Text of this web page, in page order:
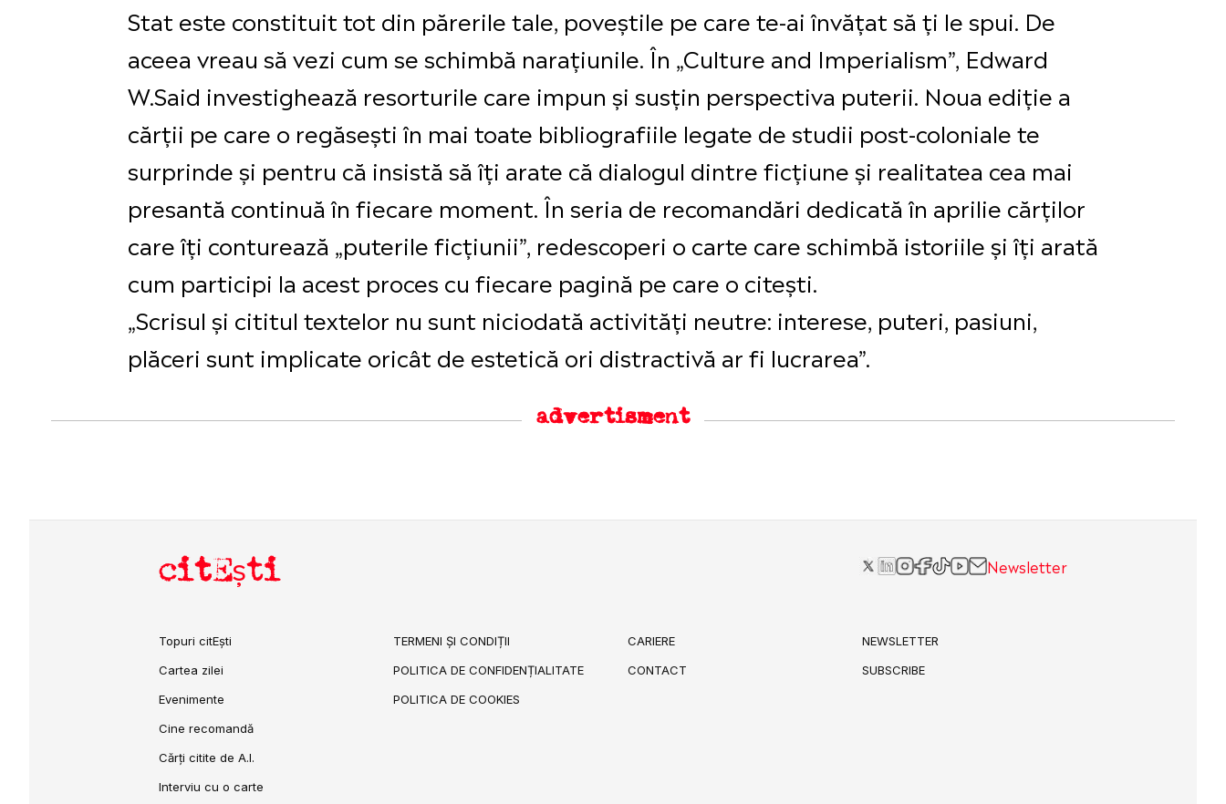
Stat este constituit tot din părerile tale, poveștile pe care te-ai învățat să ți le spui. De
aceea vreau să vezi cum se schimbă narațiunile. În „Culture and Imperialism”, Edward
W.Said investighează resorturile care impun și susțin perspectiva puterii. Noua ediție a
cărții pe care o regăsești în mai toate bibliografiile legate de studii post-coloniale te
surprinde și pentru că insistă să îți arate că dialogul dintre ficțiune și realitatea cea mai
presantă continuă în fiecare moment. În seria de recomandări dedicată în aprilie cărților
care îți conturează „puterile ficțiunii”, redescoperi o carte care schimbă istoriile și îți arată
cum participi la acest proces cu fiecare pagină pe care o citești.
„Scrisul și cititul textelor nu sunt niciodată activități neutre: interese, puteri, pasiuni,
plăceri sunt implicate oricât de estetică ori distractivă ar fi lucrarea”.
advertisment
citEști Newsletter
Topuri citEști
Cartea zilei
Evenimente
Cine recomandă
Cărți citite de A.I.
Interviu cu o carte
TERMENI ȘI CONDIȚII
POLITICA DE CONFIDENȚIALITATE
POLITICA DE COOKIES
CARIERE
CONTACT
NEWSLETTER
SUBSCRIBE